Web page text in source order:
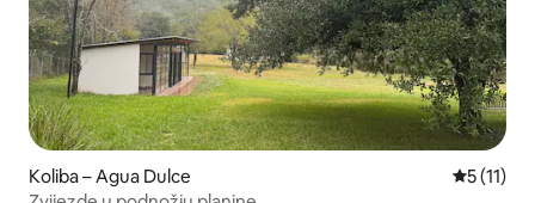
Koliba – Agua Dulce
5 (11)